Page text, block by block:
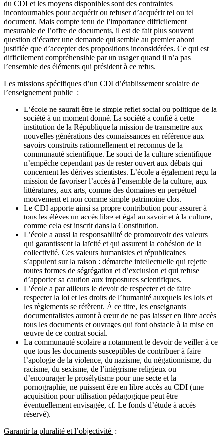
du CDI et les moyens disponibles sont des contraintes
incontournables pour acquérir ou refuser d’acquérir tel ou tel
document. Mais compte tenu de l’importance difficilement
mesurable de l’offre de documents, il est de fait plus souvent
question d’écarter une demande qui semble au premier abord
justifiée que d’accepter des propositions inconsidérées. Ce qui est
difficilement compréhensible par un usager quand il n’a pas
l’ensemble des éléments qui président à ce refus.
Les missions spécifiques d’un CDI d’établissement scolaire de
l’enseignement public :
L’école ne saurait être le simple reflet social ou politique de la
société à un moment donné. La société a confié à cette
institution de la République la mission de transmettre aux
nouvelles générations des connaissances en référence aux
savoirs construits rationnellement et reconnus de la
communauté scientifique. Le souci de la culture scientifique
n’empêche cependant pas de rester ouvert aux débats qui
concernent les dérives scientistes. L’école a également reçu la
mission de favoriser l’accès à l’ensemble de la culture, aux
littératures, aux arts, comme des domaines en perpétuel
mouvement et non comme simple patrimoine clos.
Le CDI apporte ainsi sa propre contribution pour assurer à
tous les élèves un accès libre et égal au savoir et à la culture,
comme cela est inscrit dans la Constitution.
L’école a aussi la responsabilité de promouvoir des valeurs
qui garantissent la laïcité et qui assurent la cohésion de la
collectivité. Ces valeurs humanistes et républicaines
s’appuient sur la raison : démarche intellectuelle qui rejette
toutes formes de ségrégation et d’exclusion et qui refuse
d’apporter sa caution aux impostures scientifiques.
L’école a par ailleurs le devoir de respecter et de faire
respecter la loi et les droits de l’humanité auxquels les lois et
les règlements se réfèrent. À ce titre, les enseignants
documentalistes auront à cœur de ne pas laisser en libre accès
tous les documents et ouvrages qui font obstacle à la mise en
œuvre de ce contrat social.
La communauté scolaire a notamment le devoir de veiller à ce
que tous les documents susceptibles de contribuer à faire
l’apologie de la violence, du nazisme, du négationnisme, du
racisme, du sexisme, de l’intégrisme religieux ou
d’encourager le prosélytisme pour une secte et la
pornographie, ne puissent être en libre accès au CDI (une
acquisition pour utilisation pédagogique peut être
éventuellement envisagée, cf. Le fonds d’étude à accès
réservé).
Garantir la pluralité et l’objectivité :